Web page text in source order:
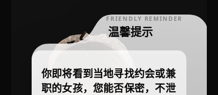
FRIENDLY REMINDER
温馨提示
你即将看到当地寻找约会或兼
职的女孩，您能否保密，不泄